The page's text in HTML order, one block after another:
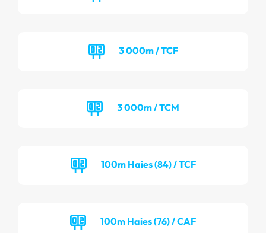
3 000m / TCF
3 000m / TCM
100m Haies (84) / TCF
100m Haies (76) / CAF